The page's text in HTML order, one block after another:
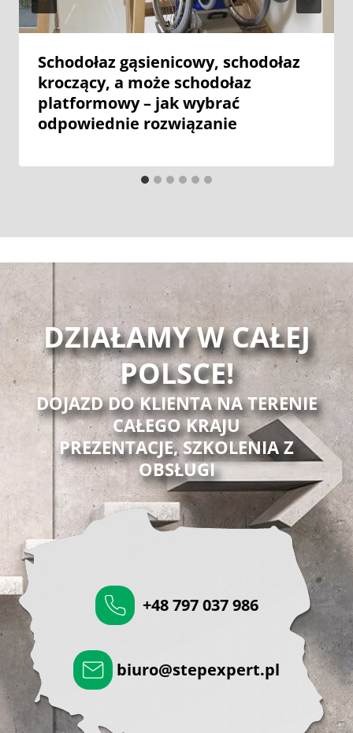
Schodołaz gąsienicowy, schodołaz
kroczący, a może schodołaz
platformowy – jak wybrać
odpowiednie rozwiązanie
DZIAŁAMY W CAŁEJ
POLSCE!
DOJAZD DO KLIENTA NA TERENIE
CAŁEGO KRAJU
PREZENTACJE, SZKOLENIA Z
OBSŁUGI
+48 797 037 986
biuro@stepexpert.pl